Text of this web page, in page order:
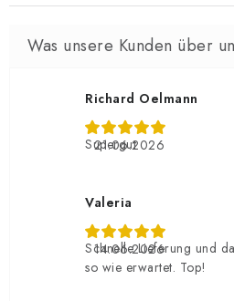
Richard Oelmann
21.06.2026
Supergut
Valeria
14.06.2026
Schnelle Lieferung und
so wie erwartet. Top!